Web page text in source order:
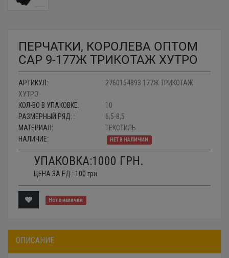
ПЕРЧАТКИ, КОРОЛЕВА ОПТОМ
CAP 9-177Ж ТРИКОТАЖ ХУТРО
АРТИКУЛ:
2760154893 177Ж ТРИКОТАЖ
ХУТРО
КОЛ-ВО В УПАКОВКЕ:
10
РАЗМЕРНЫЙ РЯД: :
6,5-8,5
МАТЕРИАЛ:
ТЕКСТИЛЬ
НАЛИЧИЕ:
НЕТ В НАЛИЧИИ
УПАКОВКА:1000 ГРН.
ЦЕНА ЗА ЕД.: 100 грн.
Нет в наличии
ОПИСАНИЕ